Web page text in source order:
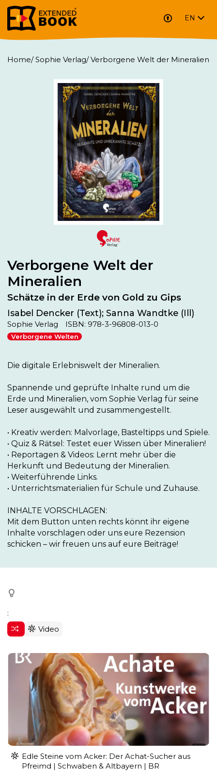
EN
Home/ Sophie Verlag/ Verborgene Welt der Mineralien
Verborgene Welt der
Mineralien
Schätze in der Erde von Gold zu Gips
Isabel Dencker (Text); Sanna Wandtke (Ill)
Sophie Verlag ISBN: 978-3-96808-013-0
Verborgene Welten
Die digitale Erlebniswelt der Mineralien.
Spannende und geprüfte Inhalte rund um die
Erde und Mineralien, vom Sophie Verlag für seine
Leser ausgewählt und zusammengestellt.
• Kreativ werden: Malvorlage, Basteltipps und Spiele.
• Quiz & Rätsel: Testet euer Wissen über Mineralien!
• Reportagen & Videos: Lernt mehr über die
Herkunft und Bedeutung der Mineralien.
• Weiterführende Links.
• Unterrichtsmaterialien für Schule und Zuhause.
INHALTE VORSCHLAGEN:
Mit dem Button unten rechts könnt ihr eigene
Inhalte vorschlagen oder uns eure Rezension
schicken – wir freuen uns auf eure Beiträge!
:
Video
Edle Steine vom Acker: Der Achat-Sucher aus
Pfreimd | Schwaben & Altbayern | BR